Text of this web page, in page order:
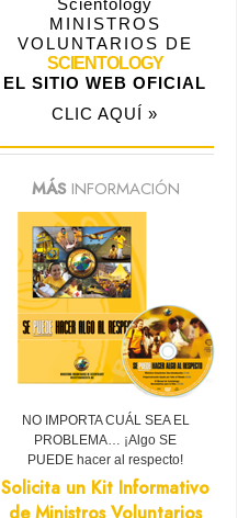
MINISTROS
VOLUNTARIOS DE
SCIENTOLOGY
EL SITIO WEB OFICIAL
CLIC AQUÍ »
MÁSINFORMACIÓN
NO IMPORTA CUÁL SEA EL
PROBLEMA… ¡Algo SE
PUEDE hacer al respecto!
Solicita un Kit Informativo